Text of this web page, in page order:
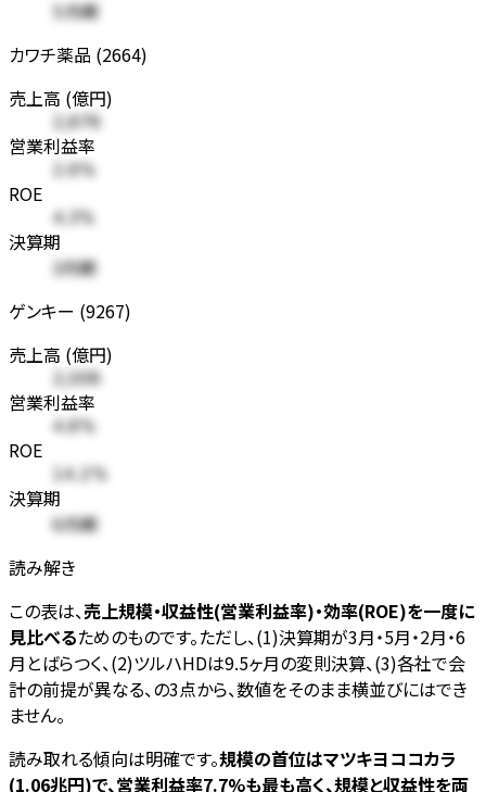
5月期
カワチ薬品 (2664)
売上高 (億円)
2,878
営業利益率
2.6%
ROE
4.3%
決算期
3月期
ゲンキー (9267)
売上高 (億円)
2,008
営業利益率
4.8%
ROE
14.2%
決算期
6月期
読み解き
この表は、売上規模・収益性(営業利益率)・効率(ROE)を一度に
見比べるためのものです。ただし、(1)決算期が3月・5月・2月・6
月とばらつく、(2)ツルハHDは9.5ヶ月の変則決算、(3)各社で会
計の前提が異なる、の3点から、数値をそのまま横並びにはでき
ません。
読み取れる傾向は明確です。規模の首位はマツキヨココカラ
(1.06兆円)で、営業利益率7.7%も最も高く、規模と収益性を両